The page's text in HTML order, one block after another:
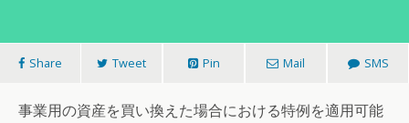
Share Tweet Pin Mail SMS
事業用の資産を買い換えた場合における特例を適用可能